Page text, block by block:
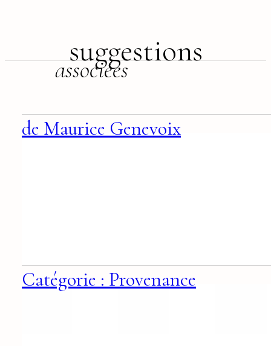
suggestions
associées
de Maurice Genevoix
Catégorie : Provenance